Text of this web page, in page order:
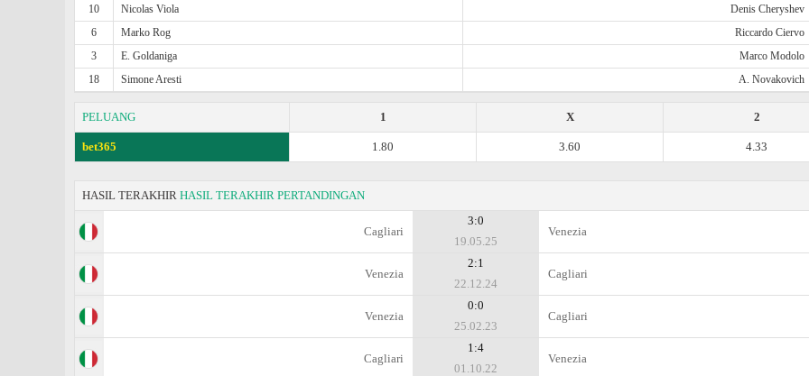
10
Nicolas Viola Denis Cheryshev
6
Marko Rog Riccardo Ciervo
3
E. Goldaniga Marco Modolo
18
Simone Aresti A. Novakovich
PELUANG 2
X
1
bet365 4.33
3.60
1.80
HASIL TERAKHIR HASIL TERAKHIR PERTANDINGAN
Cagliari
3:0
19.05.25
Venezia
Venezia
2:1
22.12.24
Cagliari
Venezia
0:0
25.02.23
Cagliari
Cagliari
1:4
01.10.22
Venezia